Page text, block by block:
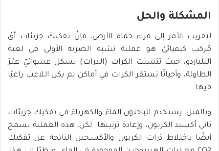
المشكلة والحل
لتقريب الأمر إلى قراء حماة الأرض، فإنَّ تفكيكَ جزيئات أيّ
مُركب كيميائيّ هو عملية تشبه الضربة الأولى في لعبة
البلياردو، حيث تتشتت الكرات (الذرات) بشكل عشوائيّ عبْـرَ
الطاولة، وأحيانًا تستقر الكرات في أماكن لم يكن اللاعب راغبًا
فيها.
وبالمثل، يستخدم الباحثون الماءَ والكهرباءَ في تفكيك جزيئات
ثاني أكسيد الكربون، وإعادة ترتيبها. لكن، هذه العملية تسمح
أيضًا باختلاط ذرات الكربون والأكسـجين الناتجة عن تفكيك